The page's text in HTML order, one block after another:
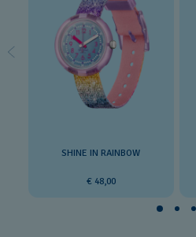
SHINE IN RAINBOW
€ 48,00